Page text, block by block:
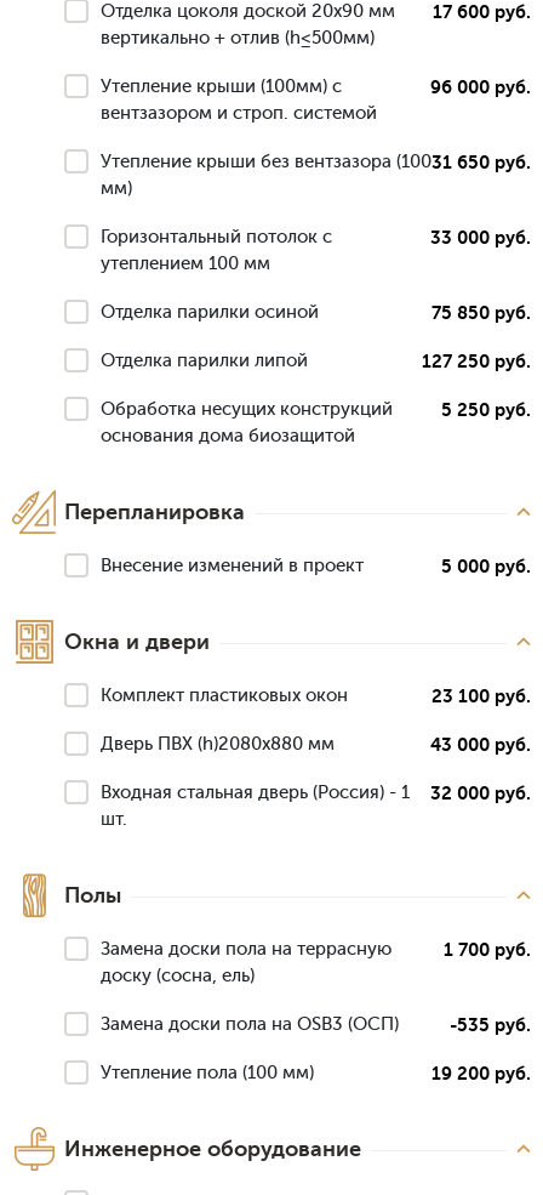
Отделка цоколя доской 20х90 мм
вертикально + отлив (h≤500мм)
17 600 руб.
Утепление крыши (100мм) с
вентзазором и строп. системой
96 000 руб.
Утепление крыши без вентзазора (100
мм)
31 650 руб.
Горизонтальный потолок с
утеплением 100 мм
33 000 руб.
Отделка парилки осиной 75 850 руб.
Отделка парилки липой 127 250 руб.
Обработка несущих конструкций
основания дома биозащитой
5 250 руб.
Перепланировка
Внесение изменений в проект 5 000 руб.
Окна и двери
Комплект пластиковых окон 23 100 руб.
Дверь ПВХ (h)2080х880 мм 43 000 руб.
Входная стальная дверь (Россия) - 1
шт.
32 000 руб.
Полы
Замена доски пола на террасную
доску (сосна, ель)
1 700 руб.
Замена доски пола на OSB3 (ОСП) -535 руб.
Утепление пола (100 мм) 19 200 руб.
Инженерное оборудование